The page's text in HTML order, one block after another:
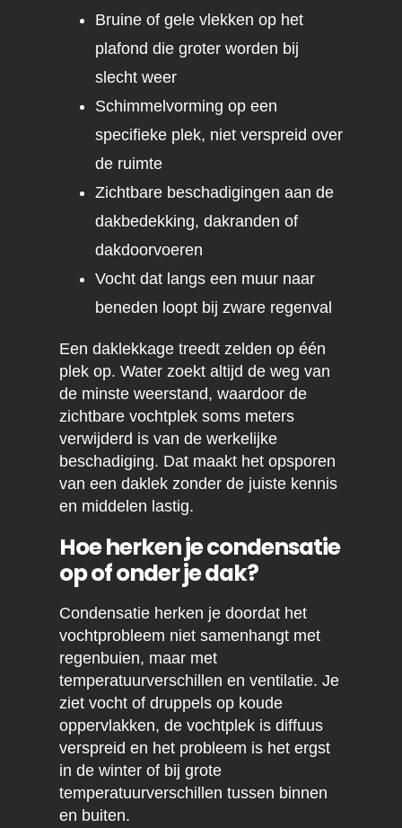
Bruine of gele vlekken op het
plafond die groter worden bij
slecht weer
Schimmelvorming op een
specifieke plek, niet verspreid over
de ruimte
Zichtbare beschadigingen aan de
dakbedekking, dakranden of
dakdoorvoeren
Vocht dat langs een muur naar
beneden loopt bij zware regenval
Een daklekkage treedt zelden op één
plek op. Water zoekt altijd de weg van
de minste weerstand, waardoor de
zichtbare vochtplek soms meters
verwijderd is van de werkelijke
beschadiging. Dat maakt het opsporen
van een daklek zonder de juiste kennis
en middelen lastig.
Hoe herken je condensatie
op of onder je dak?
Condensatie herken je doordat het
vochtprobleem niet samenhangt met
regenbuien, maar met
temperatuurverschillen en ventilatie. Je
ziet vocht of druppels op koude
oppervlakken, de vochtplek is diffuus
verspreid en het probleem is het ergst
in de winter of bij grote
temperatuurverschillen tussen binnen
en buiten.